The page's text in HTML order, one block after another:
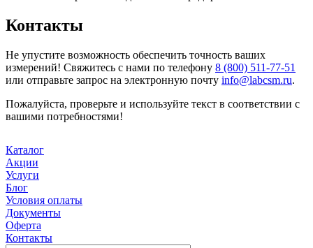
Контакты
Не упустите возможность обеспечить точность ваших
измерений! Свяжитесь с нами по телефону 8 (800) 511-77-51
или отправьте запрос на электронную почту info@labcsm.ru.
Пожалуйста, проверьте и используйте текст в соответствии с
вашими потребностями!
Каталог
Акции
Услуги
Блог
Условия оплаты
Документы
Оферта
Контакты